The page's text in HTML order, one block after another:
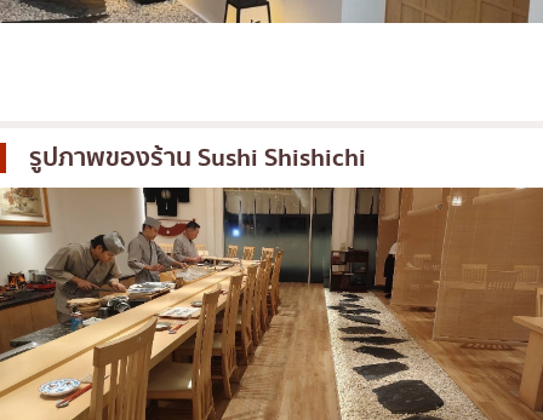
รูปภาพของร้านSushi Shishichi